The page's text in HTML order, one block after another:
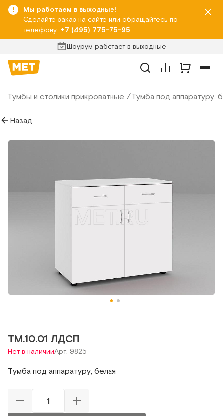
Мы работаем в выходные!
Сделайте заказ на сайте или обращайтесь по
телефону: +7 (495) 775-75-95
Шоурум работает в выходные
Тумбы и столики прикроватные Тумба под аппаратуру,
Назад
ТМ.10.01 ЛДСП
Нет в наличииАрт. 9825
Тумба под аппаратуру, белая